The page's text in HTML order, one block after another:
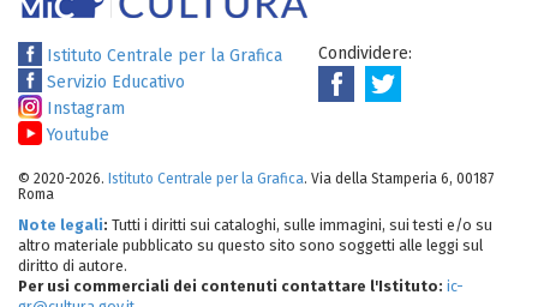
Istituto Centrale per la Grafica
Servizio Educativo
Instagram
Youtube
Condividere:
© 2020-2026. Istituto Centrale per la Grafica. Via della Stamperia 6, 00187
Roma
Note legali: Tutti i diritti sui cataloghi, sulle immagini, sui testi e/o su
altro materiale pubblicato su questo sito sono soggetti alle leggi sul
diritto di autore.
Per usi commerciali dei contenuti contattare l'Istituto: ic-